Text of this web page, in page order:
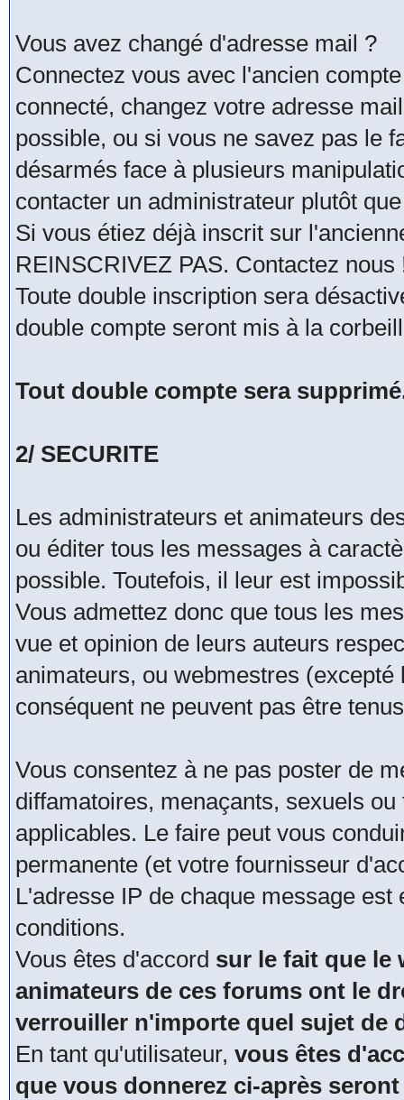
Vous avez changé d'adresse mail ?
Connectez vous avec l'ancien
connecté, changez votre adresse
possible, ou si vous ne savez pas le
désarmés face à plusieurs
contacter un administrateur plutôt
Si vous étiez déjà inscrit sur
REINSCRIVEZ PAS. Contactez nous
Toute double inscription sera
double compte seront mis à la
Tout double compte sera
2/ SECURITE
Les administrateurs et animateurs
ou éditer tous les messages à
possible. Toutefois, il leur est
Vous admettez donc que tous les
vue et opinion de leurs auteurs
animateurs, ou webmestres
conséquent ne peuvent pas être
Vous consentez à ne pas poster de
diffamatoires, menaçants, sexuels
applicables. Le faire peut vous
permanente (et votre fournisseur
L'adresse IP de chaque message
conditions.
Vous êtes d'accord sur le fait que le
animateurs de ces forums ont le
verrouiller n'importe quel sujet de
En tant qu'utilisateur, vous êtes
que vous donnerez ci-après